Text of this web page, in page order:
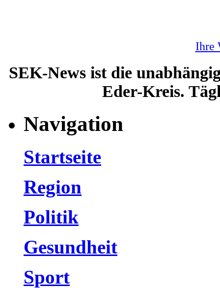
Ihre
SEK-News ist die
Eder-Kreis.
Navigation
Startseite
Region
Politik
Gesundheit
Sport